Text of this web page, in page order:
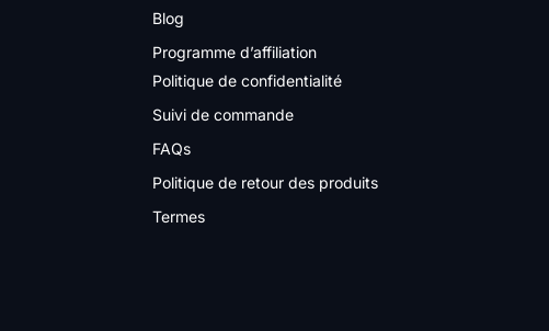
Blog
Programme d’affiliation
Politique de confidentialité
Suivi de commande
FAQs
Politique de retour des produits
Termes